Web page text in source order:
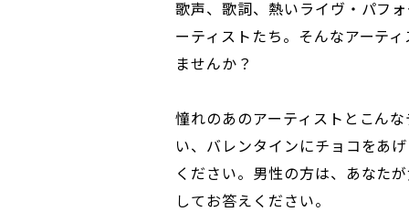
歌声、歌詞、熱いライヴ・パフ
ーティストたち。そんなアーテ
ませんか？
憧れのあのアーティストとこん
い、バレンタインにチョコをあ
ください。男性の方は、あなた
してお答えください。